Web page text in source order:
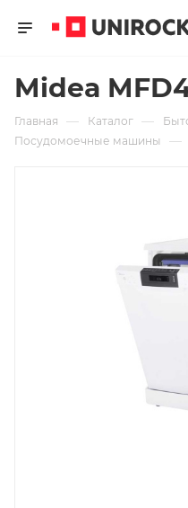
Midea
Главная — Каталог —
Посудомоечные машины —